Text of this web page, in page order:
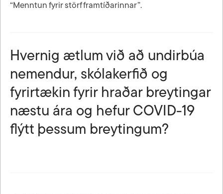
“Menntun fyrir störf framtíðarinnar”.
Hvernig ætlum við að undirbúa
nemendur, skólakerfið og
fyrirtækin fyrir hraðar breytingar
næstu ára og hefur COVID-19
flýtt þessum breytingum?